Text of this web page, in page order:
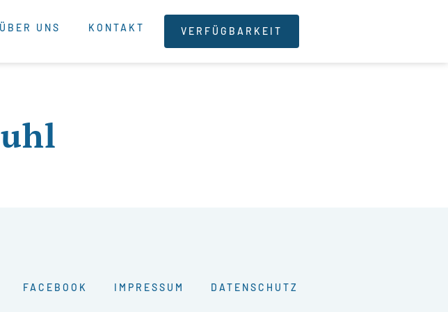
ÜBER UNS KONTAKT VERFÜGBARKEIT
FACEBOOK IMPRESSUM DATENSCHUTZ